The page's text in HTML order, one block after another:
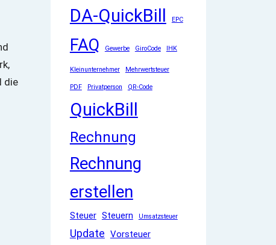
die
DA-QuickBill EPC
FAQ Gewerbe GiroCode IHK
Kleinunternehmer Mehrwertsteuer
PDF Privatperson QR-Code
QuickBill
Rechnung
Rechnung
erstellen
Steuer Steuern Umsatzsteuer
Update Vorsteuer